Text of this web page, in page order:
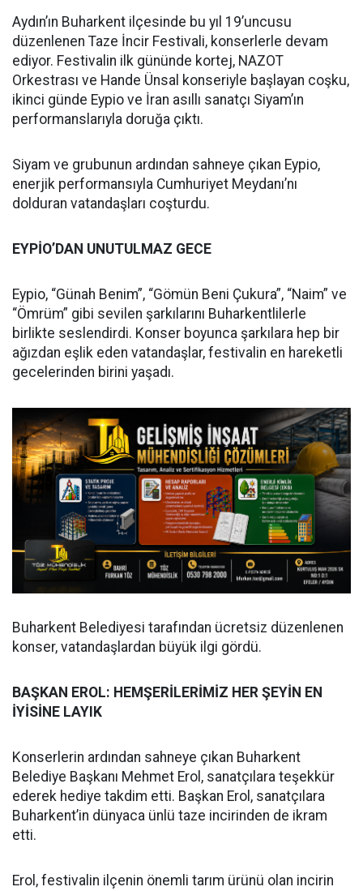
Aydın’ın Buharkent ilçesinde bu yıl 19’uncusu
düzenlenen Taze İncir Festivali, konserlerle devam
ediyor. Festivalin ilk gününde kortej, NAZOT
Orkestrası ve Hande Ünsal konseriyle başlayan coşku,
ikinci günde Eypio ve İran asıllı sanatçı Siyam’ın
performanslarıyla doruğa çıktı.
Siyam ve grubunun ardından sahneye çıkan Eypio,
enerjik performansıyla Cumhuriyet Meydanı’nı
dolduran vatandaşları coşturdu.
EYPİO’DAN UNUTULMAZ GECE
Eypio, “Günah Benim”, “Gömün Beni Çukura”, “Naim” ve
“Ömrüm” gibi sevilen şarkılarını Buharkentlilerle
birlikte seslendirdi. Konser boyunca şarkılara hep bir
ağızdan eşlik eden vatandaşlar, festivalin en hareketli
gecelerinden birini yaşadı.
Buharkent Belediyesi tarafından ücretsiz düzenlenen
konser, vatandaşlardan büyük ilgi gördü.
BAŞKAN EROL: HEMŞERİLERİMİZ HER ŞEYİN EN
İYİSİNE LAYIK
Konserlerin ardından sahneye çıkan Buharkent
Belediye Başkanı Mehmet Erol, sanatçılara teşekkür
ederek hediye takdim etti. Başkan Erol, sanatçılara
Buharkent’in dünyaca ünlü taze incirinden de ikram
etti.
Erol, festivalin ilçenin önemli tarım ürünü olan incirin